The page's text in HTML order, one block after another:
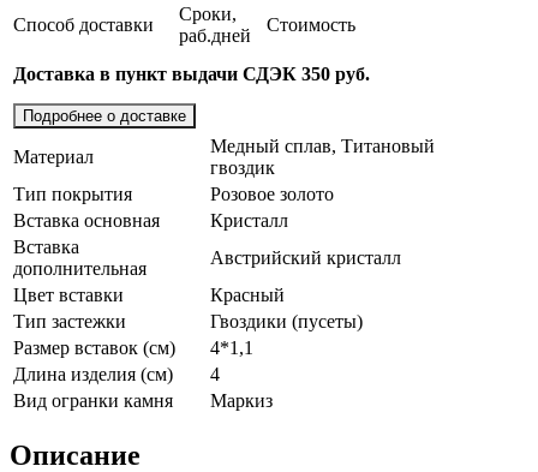
Способ доставки
Сроки,
раб.дней
Стоимость
Доставка в пункт выдачи СДЭК 350 руб.
Подробнее о доставке
Материал
Медный сплав, Титановый
гвоздик
Тип покрытия
Розовое золото
Вставка основная
Кристалл
Вставка
дополнительная
Австрийский кристалл
Цвет вставки
Красный
Тип застежки
Гвоздики (пусеты)
Размер вставок (см)
4*1,1
Длина изделия (см)
4
Вид огранки камня
Маркиз
Описание